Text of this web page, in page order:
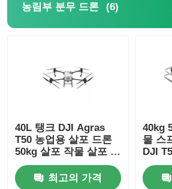
농림부 분무 드론 (6)
40L 탱크 DJI Agras
T50 농업용 살포 드론
50kg 살포 작물 살포 드
론
최고의 가격
40kg
물 스
DJI
어 드